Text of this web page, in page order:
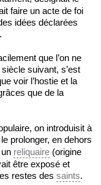
faire un acte de foi
idées déclarées
que l’on ne
suivant, s’est
voir l’hostie et la
que de la
on introduisit à
prolonger, en dehors
reliquaire (origine
être exposé et
restes des saints.